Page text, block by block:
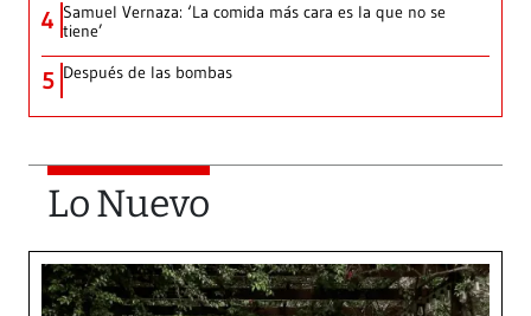
4 Samuel Vernaza: ‘La comida más cara es la que no se
tiene’
5 Después de las bombas
Lo Nuevo